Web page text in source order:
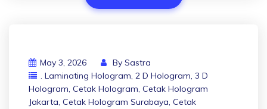
May 3, 2026 By Sastra
. Laminating Hologram, 2 D Hologram, 3 D
Hologram, Cetak Hologram, Cetak Hologram
Jakarta, Cetak Hologram Surabaya, Cetak